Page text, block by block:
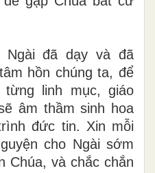
Ngài đã dạy và đã
hồn chúng ta, để
linh mục, giáo
âm thầm sinh hoa
đức tin. Xin mỗi
cho Ngài sớm
Chúa, và chắc chắn